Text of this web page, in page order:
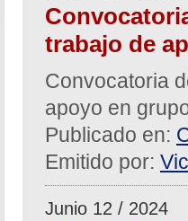
trabajo de
Convocatoria
apoyo en
Publicado en:
Emitido por:
Junio 12 / 2024